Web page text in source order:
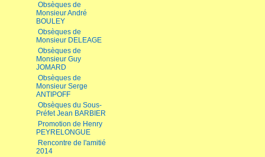
Obsèques de
Monsieur André
BOULEY
Obsèques de
Monsieur DELEAGE
Obsèques de
Monsieur Guy
JOMARD
Obsèques de
Monsieur Serge
ANTIPOFF
Obsèques du Sous-
Préfet Jean BARBIER
Promotion de Henry
PEYRELONGUE
Rencontre de l'amitié
2014